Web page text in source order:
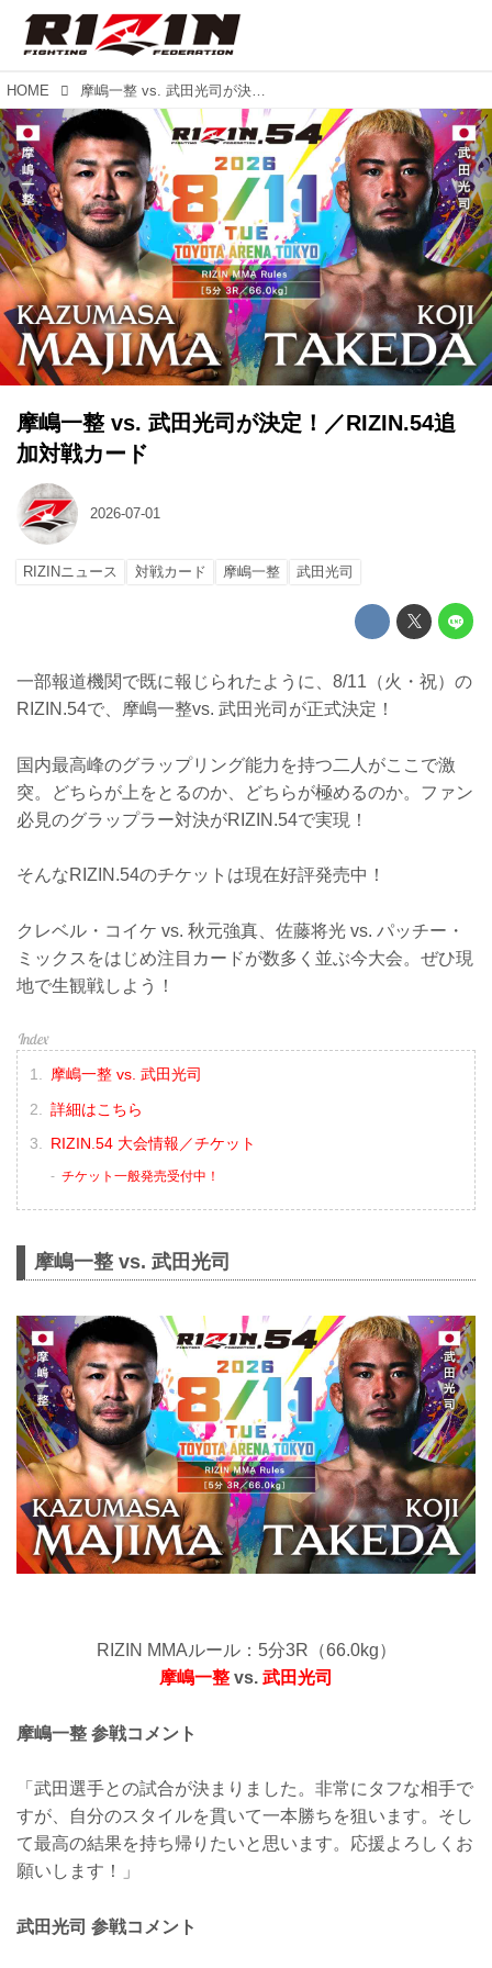
HOME 摩嶋一整 vs. 武田光司が決定！／RIZIN.54追加対戦カード
摩嶋一整 vs. 武田光司が決定！／RIZIN.54追
加対戦カード
2026-07-01
RIZINニュース 対戦カード 摩嶋一整 武田光司
一部報道機関で既に報じられたように、8/11（火・祝）の
RIZIN.54で、摩嶋一整vs. 武田光司が正式決定！
国内最高峰のグラップリング能力を持つ二人がここで激
突。どちらが上をとるのか、どちらが極めるのか。ファン
必見のグラップラー対決がRIZIN.54で実現！
そんなRIZIN.54のチケットは現在好評発売中！
クレベル・コイケ vs. 秋元強真、佐藤将光 vs. パッチー・
ミックスをはじめ注目カードが数多く並ぶ今大会。ぜひ現
地で生観戦しよう！
摩嶋一整 vs. 武田光司
詳細はこちら
RIZIN.54 大会情報／チケット
チケット一般発売受付中！
摩嶋一整 vs. 武田光司
RIZIN MMAルール：5分3R（66.0kg）
摩嶋一整 vs. 武田光司
摩嶋一整 参戦コメント
「武田選手との試合が決まりました。非常にタフな相手で
すが、自分のスタイルを貫いて一本勝ちを狙います。そし
て最高の結果を持ち帰りたいと思います。応援よろしくお
願いします！」
武田光司 参戦コメント